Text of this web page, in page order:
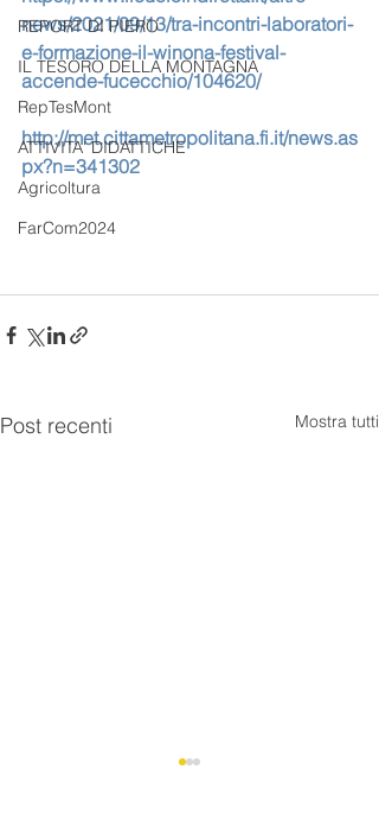
REPORT DI PIERO
IL TESORO DELLA MONTAGNA
RepTesMont
ATTIVITA' DIDATTICHE
Agricoltura
FarCom2024
news/2021/09/13/tra-incontri-laboratori-
e-formazione-il-winona-festival-
accende-fucecchio/104620/
http://met.cittametropolitana.fi.it/news.as
px?n=341302
Post recenti Mostra tutti